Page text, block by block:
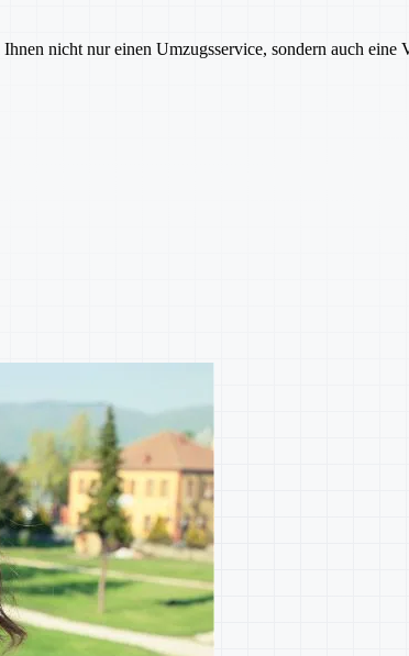
nicht nur einen Umzugsservice, sondern auch